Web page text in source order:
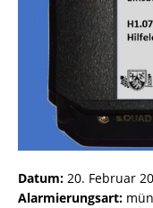
Datum: 20. Februar
Alarmierungsart: